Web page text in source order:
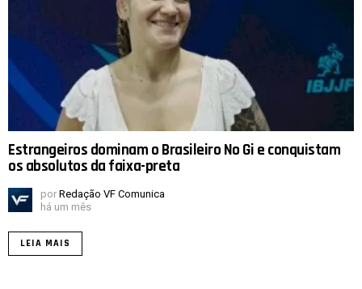
Estrangeiros dominam o Brasileiro No Gi e conquistam
os absolutos da faixa-preta
por Redação VF Comunica
há um mês
LEIA MAIS